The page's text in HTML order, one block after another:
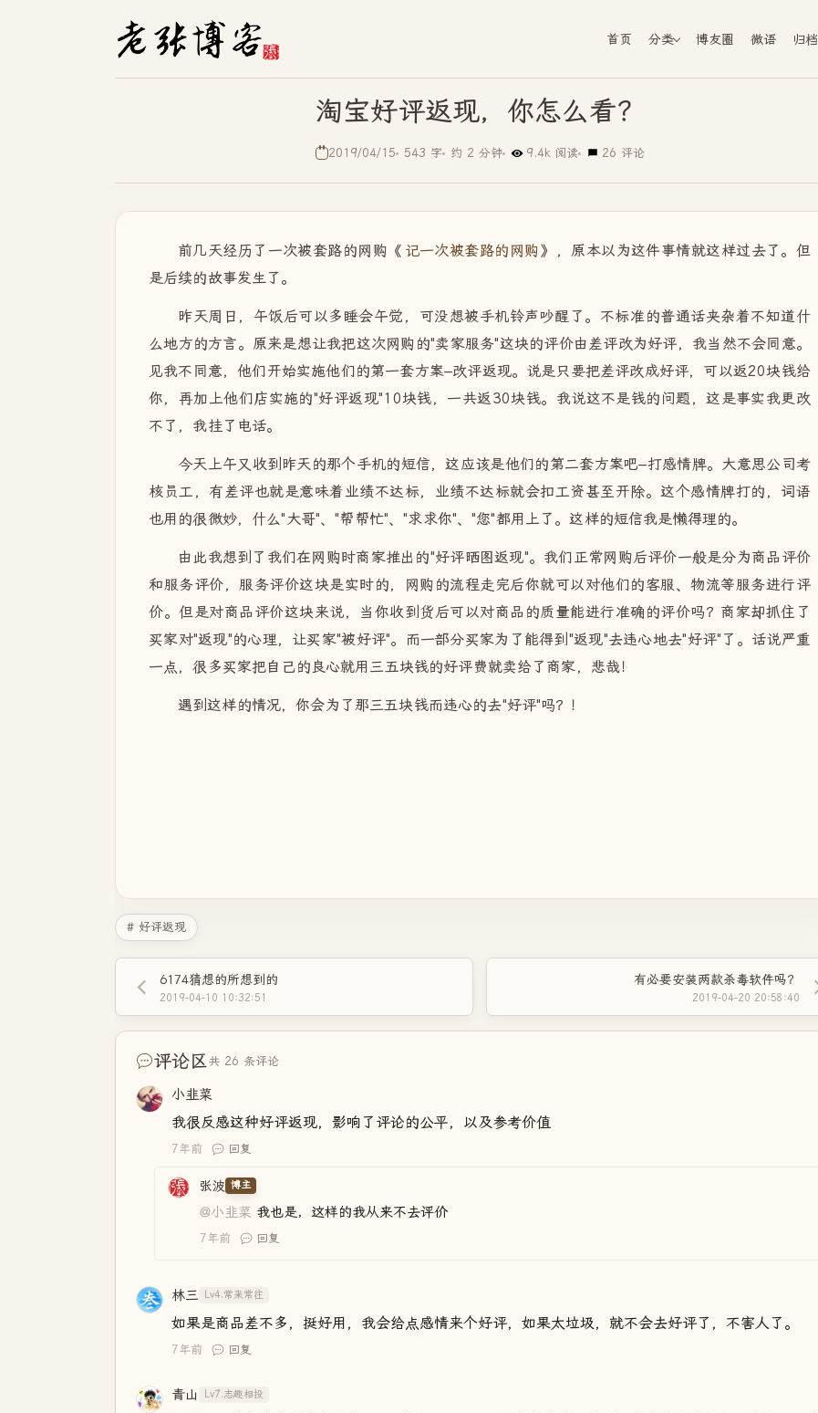
首页 分类 博友圈 微语 归档
淘宝好评返现，你怎么看？
2019/04/15 543 字 约 2 分钟 9.4k 阅读 26 评论
前几天经历了一次被套路的网购《 记一次被套路的网购》，原本以为这件事情就这样过去了。但
是后续的故事发生了。
昨天周日，午饭后可以多睡会午觉，可没想被手机铃声吵醒了。不标准的普通话夹杂着不知道什
么地方的方言。原来是想让我把这次网购的"卖家服务"这块的评价由差评改为好评，我当然不会同意。
见我不同意，他们开始实施他们的第一套方案–改评返现。说是只要把差评改成好评，可以返20块钱给
你，再加上他们店实施的"好评返现"10块钱，一共返30块钱。我说这不是钱的问题，这是事实我更改
不了，我挂了电话。
今天上午又收到昨天的那个手机的短信，这应该是他们的第二套方案吧–打感情牌。大意思公司考
核员工，有差评也就是意味着业绩不达标，业绩不达标就会扣工资甚至开除。这个感情牌打的，词语
也用的很微妙，什么"大哥"、"帮帮忙"、"求求你"、"您"都用上了。这样的短信我是懒得理的。
由此我想到了我们在网购时商家推出的"好评晒图返现"。我们正常网购后评价一般是分为商品评价
和服务评价，服务评价这块是实时的，网购的流程走完后你就可以对他们的客服、物流等服务进行评
价。但是对商品评价这块来说，当你收到货后可以对商品的质量能进行准确的评价吗？商家却抓住了
买家对"返现"的心理，让买家"被好评"。而一部分买家为了能得到"返现"去违心地去"好评"了。话说严重
一点，很多买家把自己的良心就用三五块钱的好评费就卖给了商家，悲哉！
遇到这样的情况，你会为了那三五块钱而违心的去"好评"吗？！
# 好评返现
6174猜想的所想到的
2019-04-10 10:32:51
有必要安装两款杀毒软件吗？
2019-04-20 20:58:40
评论区共 26 条评论
小韭菜
我很反感这种好评返现，影响了评论的公平，以及参考价值
7年前 回复
张波 博主
@小韭菜 我也是，这样的我从来不去评价
7年前 回复
林三 Lv4.常来常往
如果是商品差不多，挺好用，我会给点感情来个好评，如果太垃圾，就不会去好评了，不害人了。
7年前 回复
青山 Lv7.志趣相投